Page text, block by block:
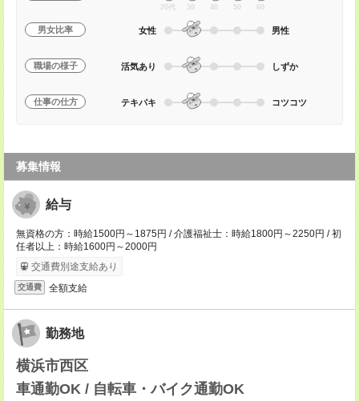
20代 30 40 50 60
男女比率 女性 男性
職場の様子 活気あり しずか
仕事の仕方 テキパキ コツコツ
募集情報
給与
無資格の方：時給1500円～1875円 / 介護福祉士：時給1800円～2250円 / 初
任者以上：時給1600円～2000円
交通費別途支給あり
交通費 全額支給
勤務地
横浜市西区
車通勤OK / 自転車・バイク通勤OK